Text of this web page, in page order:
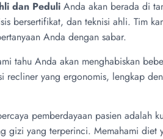
dan Peduli Anda akan berada di
bersertifikat, dan teknisi ahli. Tim
Anda dengan sabar.
tahu Anda akan menghabiskan
recliner yang ergonomis, lengkap
pemberdayaan pasien adalah
gizi yang terperinci. Memahami